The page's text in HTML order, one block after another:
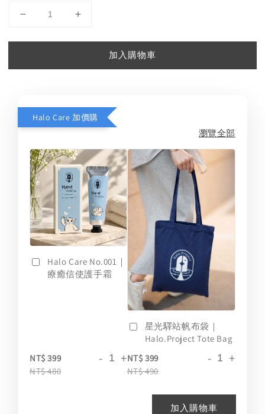
加入購物車
Halo Care 加價購
瀏覽全部
Halo Care No.001｜
療癒信使護手霜
NT$ 399
NT$ 480
- +
星光驛站帆布袋｜
Halo.Project Tote Bag
NT$ 399
NT$ 490
- +
加入購物車